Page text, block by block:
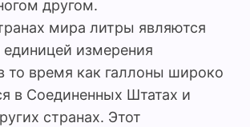
другом.
мира литры являются
единицей измерения
то время как галлоны широко
в Соединенных Штатах и
странах. Этот